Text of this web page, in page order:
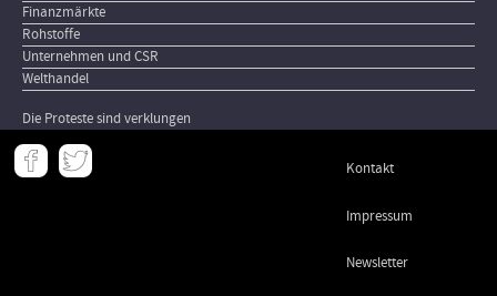
Finanzmärkte
Rohstoffe
Unternehmen und CSR
Welthandel
Die Proteste sind verklungen
Meta
- Kontakt
Impressum
Newsletter